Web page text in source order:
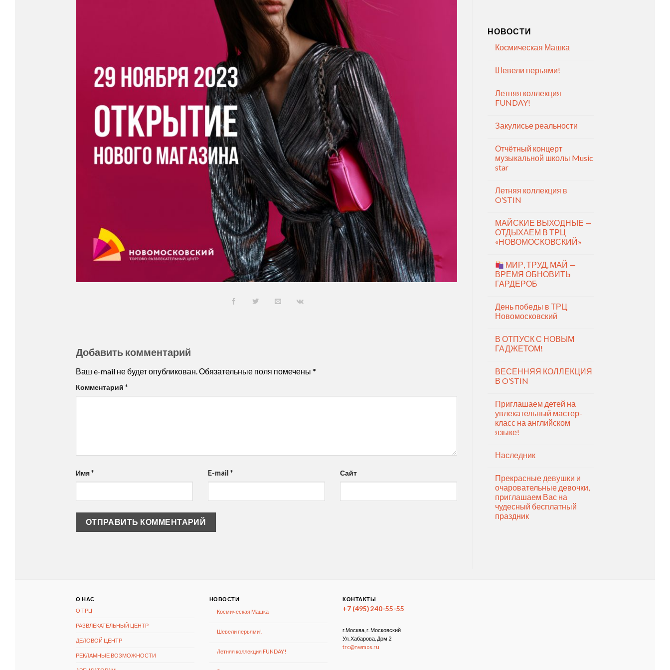
Добавить комментарий
Ваш e-mail не будет опубликован. Обязательные поля помечены *
Комментарий *
Имя* E-mail * Сайт
НОВОСТИ
Космическая Машка
Шевели перьями!
Летняя коллекция
FUNDAY!
Закулисье реальности
Отчётный концерт
музыкальной школы Music
star
Летняя коллекция в
O’STIN
МАЙСКИЕ ВЫХОДНЫЕ —
ОТДЫХАЕМ В ТРЦ
«НОВОМОСКОВСКИЙ»
МИР, ТРУД, МАЙ —
ВРЕМЯ ОБНОВИТЬ
ГАРДЕРОБ
День победы в ТРЦ
Новомосковский
В ОТПУСК С НОВЫМ
ГАДЖЕТОМ!
ВЕСЕННЯЯ КОЛЛЕКЦИЯ
В O’STIN
Приглашаем детей на
увлекательный мастер-
класс на английском
языке!
Наследник
Прекрасные девушки и
очаровательные девочки,
приглашаем Вас на
чудесный бесплатный
праздник
О НАС
О ТРЦ
РАЗВЛЕКАТЕЛЬНЫЙ ЦЕНТР
ДЕЛОВОЙ ЦЕНТР
РЕКЛАМНЫЕ ВОЗМОЖНОСТИ
НОВОСТИ
Космическая Машка
Шевели перьями!
Летняя коллекция FUNDAY!
КОНТАКТЫ
+7 (495) 240-55-55
г.Москва, г. Московский
Ул. Хабарова, Дом 2
trc@nwmos.ru